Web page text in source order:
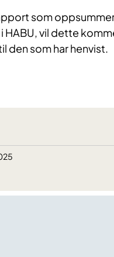
som
vil dette
den som har henvist.